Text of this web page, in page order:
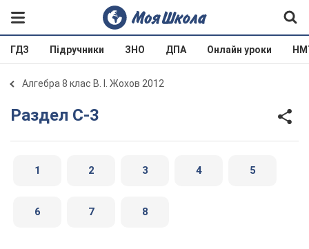
ГДЗ Підручники ЗНО ДПА Онлайн уроки
Алгебра 8 клас В. І. Жохов 2012
Раздел C-3
1 2 3 4 5
6 7 8